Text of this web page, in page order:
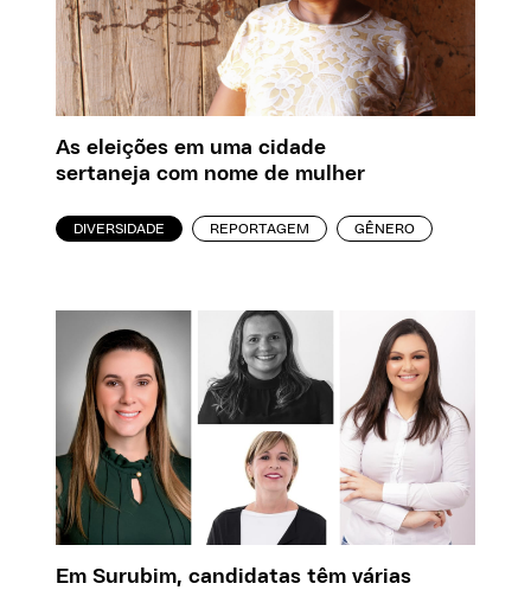
As eleições em uma cidade
sertaneja com nome de mulher
DIVERSIDADE REPORTAGEM GÊNERO
Em Surubim, candidatas têm várias